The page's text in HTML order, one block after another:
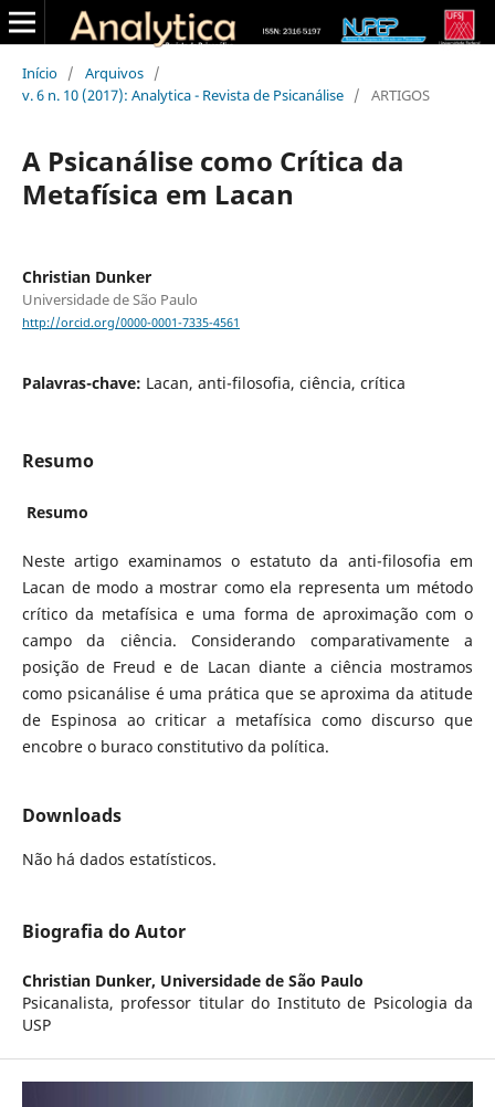
Início / Arquivos /
v. 6 n. 10 (2017): Analytica - Revista de Psicanálise / ARTIGOS
A Psicanálise como Crítica da
Metafísica em Lacan
Christian Dunker
Universidade de São Paulo
http://orcid.org/0000-0001-7335-4561
Palavras-chave: Lacan, anti-filosofia, ciência, crítica
Resumo
Resumo
Neste artigo examinamos o estatuto da anti-filosofia em
Lacan de modo a mostrar como ela representa um método
crítico da metafísica e uma forma de aproximação com o
campo da ciência. Considerando comparativamente a
posição de Freud e de Lacan diante a ciência mostramos
como psicanálise é uma prática que se aproxima da atitude
de Espinosa ao criticar a metafísica como discurso que
encobre o buraco constitutivo da política.
Downloads
Não há dados estatísticos.
Biografia do Autor
Christian Dunker, Universidade de São Paulo
Psicanalista, professor titular do Instituto de Psicologia da
USP